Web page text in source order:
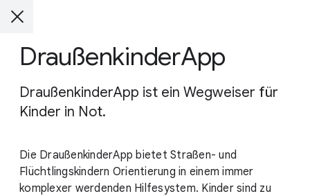
DraußenkinderApp
DraußenkinderApp ist ein Wegweiser für
Kinder in Not.
Die DraußenkinderApp bietet Straßen- und
Flüchtlingskindern Orientierung in einem immer
komplexer werdenden Hilfesystem. Kinder sind zu